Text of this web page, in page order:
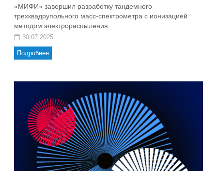
«МИФИ» завершил разработку тандемного
трехквадрупольного масс-спектрометра с ионизацией
методом электрораспыления
30.07.2025
Подробнее